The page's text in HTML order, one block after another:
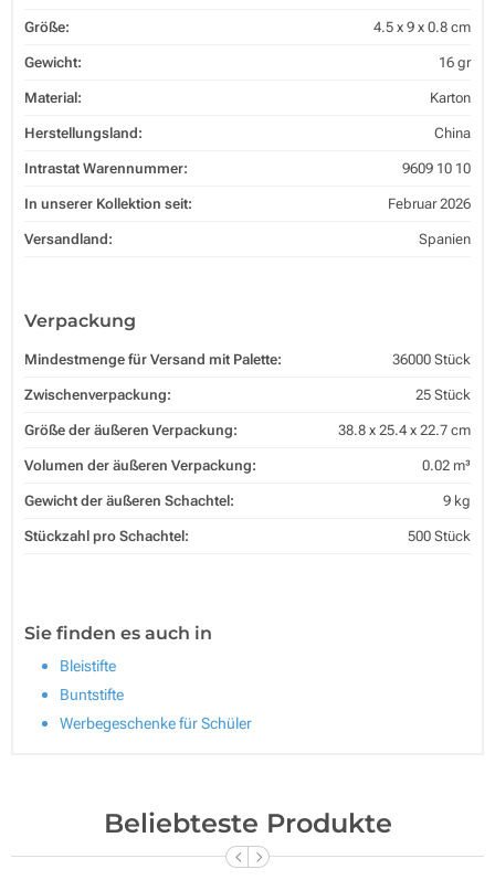
Größe: 4.5 x 9 x 0.8 cm
Gewicht: 16 gr
Material: Karton
Herstellungsland: China
Intrastat Warennummer: 9609 10 10
In unserer Kollektion seit: Februar 2026
Versandland: Spanien
Verpackung
Mindestmenge für Versand mit Palette: 36000 Stück
Zwischenverpackung: 25 Stück
Größe der äußeren Verpackung: 38.8 x 25.4 x 22.7 cm
Volumen der äußeren Verpackung: 0.02 m³
Gewicht der äußeren Schachtel: 9 kg
Stückzahl pro Schachtel: 500 Stück
Sie finden es auch in
Bleistifte
Buntstifte
Werbegeschenke für Schüler
Beliebteste Produkte